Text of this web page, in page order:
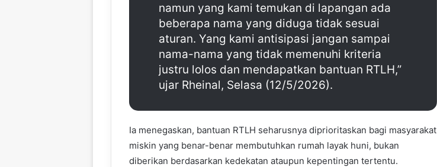
namun yang kami temukan di lapangan ada
beberapa nama yang diduga tidak sesuai
aturan. Yang kami antisipasi jangan sampai
nama-nama yang tidak memenuhi kriteria
justru lolos dan mendapatkan bantuan RTLH,”
ujar Rheinal, Selasa (12/5/2026).
Ia menegaskan, bantuan RTLH seharusnya diprioritaskan bagi masyarakat
miskin yang benar-benar membutuhkan rumah layak huni, bukan
diberikan berdasarkan kedekatan ataupun kepentingan tertentu.